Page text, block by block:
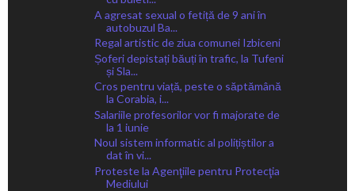
A agresat sexual o fetiță de 9 ani în
autobuzul Ba...
Regal artistic de ziua comunei Izbiceni
Șoferi depistați băuți în trafic, la Tufeni
și Sla...
Cros pentru viață, peste o săptămână
la Corabia, i...
Salariile profesorilor vor fi majorate de
la 1 iunie
Noul sistem informatic al polițiștilor a
dat în vi...
Proteste la Agenţiile pentru Protecţia
Mediului